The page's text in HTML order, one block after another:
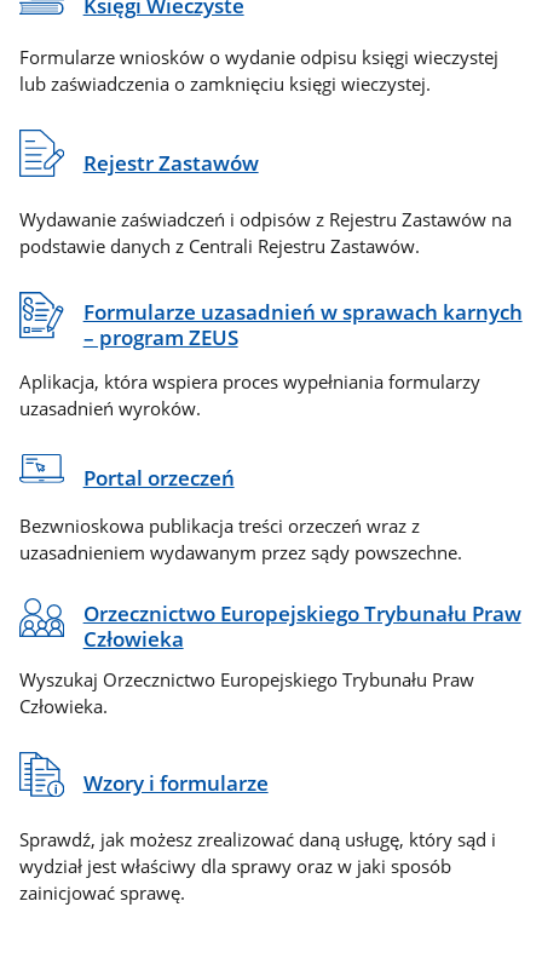
Formularze wniosków o wydanie odpisu księgi wieczystej
lub zaświadczenia o zamknięciu księgi wieczystej.
Rejestr Zastawów
Wydawanie zaświadczeń i odpisów z Rejestru Zastawów na
podstawie danych z Centrali Rejestru Zastawów.
Formularze uzasadnień w sprawach karnych
– program ZEUS
Aplikacja, która wspiera proces wypełniania formularzy
uzasadnień wyroków.
Portal orzeczeń
Bezwnioskowa publikacja treści orzeczeń wraz z
uzasadnieniem wydawanym przez sądy powszechne.
Orzecznictwo Europejskiego Trybunału Praw
Człowieka
Wyszukaj Orzecznictwo Europejskiego Trybunału Praw
Człowieka.
Wzory i formularze
Sprawdź, jak możesz zrealizować daną usługę, który sąd i
wydział jest właściwy dla sprawy oraz w jaki sposób
zainicjować sprawę.